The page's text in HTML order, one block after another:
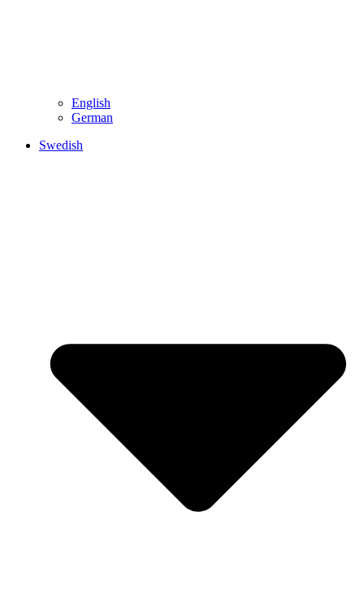
English
German
Swedish